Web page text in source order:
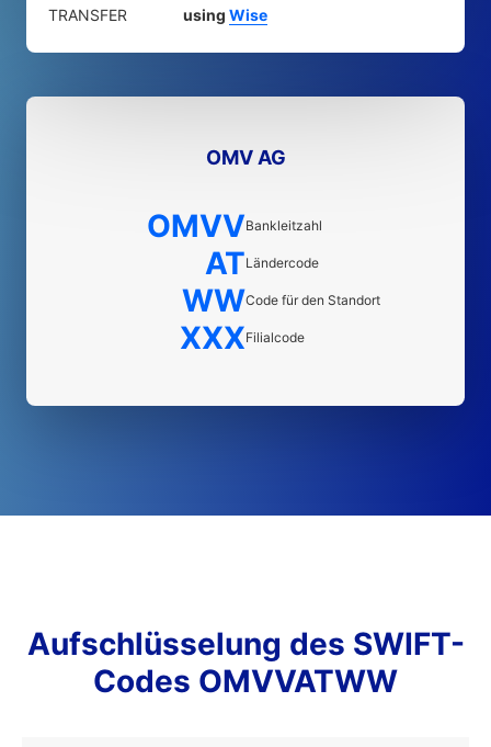
TRANSFER
using Wise
OMV AG
OMVVBankleitzahl
ATLändercode
WWCode für den Standort
XXXFilialcode
Aufschlüsselung des SWIFT-
Codes OMVVATWW